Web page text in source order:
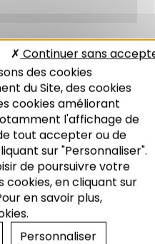
,SOBRIÉTÉ ÉNERGÉTIQUE
de
Cycle
nouvelle
des cookies
du Site, des cookies
cookies améliorant
l'affichage de
tout accepter ou de
sur "Personnaliser".
de poursuivre votre
en cliquant sur
en savoir plus,
Continuer sans
Personnaliser